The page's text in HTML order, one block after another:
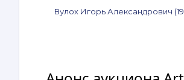
Вулох Игорь Александрович